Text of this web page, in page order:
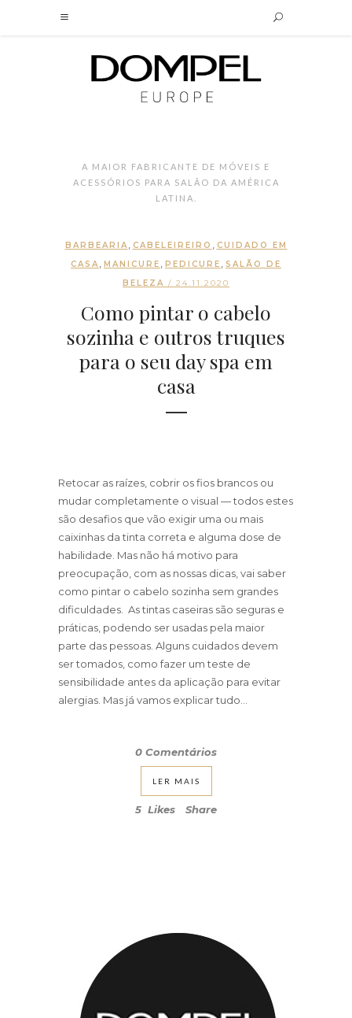
A MAIOR FABRICANTE DE MÓVEIS E
ACESSÓRIOS PARA SALÃO DA AMÉRICA
LATINA.
BARBEARIA CABELEIREIRO
CUIDADO EM
CASA MANICURE PEDICURE
SALÃO DE
BELEZA / 24.11.2020
Como pintar o cabelo
sozinha e outros truques
para o seu day spa em
casa
Retocar as raízes, cobrir os fios brancos ou
mudar completamente o visual — todos estes
são desafios que vão exigir uma ou mais
caixinhas da tinta correta e alguma dose de
habilidade. Mas não há motivo para
preocupação, com as nossas dicas, vai saber
como pintar o cabelo sozinha sem grandes
dificuldades. As tintas caseiras são seguras e
práticas, podendo ser usadas pela maior
parte das pessoas. Alguns cuidados devem
ser tomados, como fazer um teste de
sensibilidade antes da aplicação para evitar
alergias. Mas já vamos explicar tudo...
0 Comentários
LER MAIS
5 Likes Share